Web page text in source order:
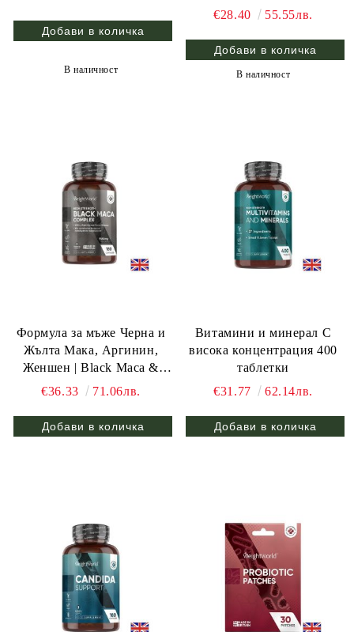
В наличност
жел. табл.
€28.40 55.55лв.
В наличност
Формула за мъже Черна и
Жълта Мака, Аргинин,
Женшен | Black Maca &
Arginine Complex |
€36.33 71.06лв.
Витамини и минерал С
висока концентрация 400
таблетки
€31.77
62.14лв.